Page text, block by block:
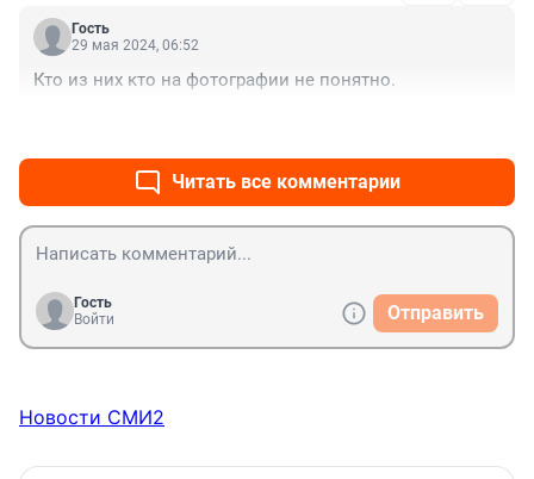
Гость
29 мая 2024, 06:52
Кто из них кто на фотографии не понятно.
Читать все комментарии
Гость
Войти
Отправить
Новости СМИ2